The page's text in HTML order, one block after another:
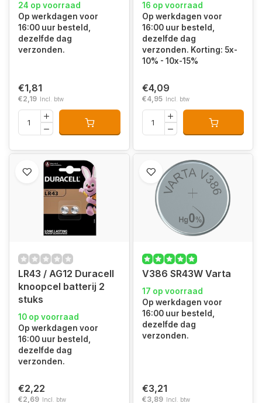
24 op voorraad
Op werkdagen voor
16:00 uur besteld,
dezelfde dag
verzonden.
€1,81
€2,19 Incl. btw
16 op voorraad
Op werkdagen voor
16:00 uur besteld,
dezelfde dag
verzonden. Korting: 5x-
10% - 10x-15%
€4,09
€4,95 Incl. btw
LR43 / AG12 Duracell
knoopcel batterij 2
stuks
10 op voorraad
Op werkdagen voor
16:00 uur besteld,
dezelfde dag
verzonden.
€2,22
€2,69 Incl. btw
V386 SR43W Varta
17 op voorraad
Op werkdagen voor
16:00 uur besteld,
dezelfde dag
verzonden.
€3,21
€3,89 Incl. btw